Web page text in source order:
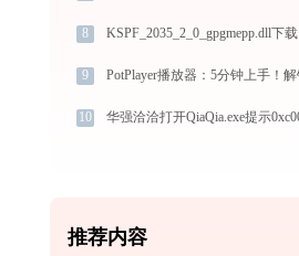
8 KSPF_2035_2_0_gpgmepp.dll下载
9
10
推荐内容